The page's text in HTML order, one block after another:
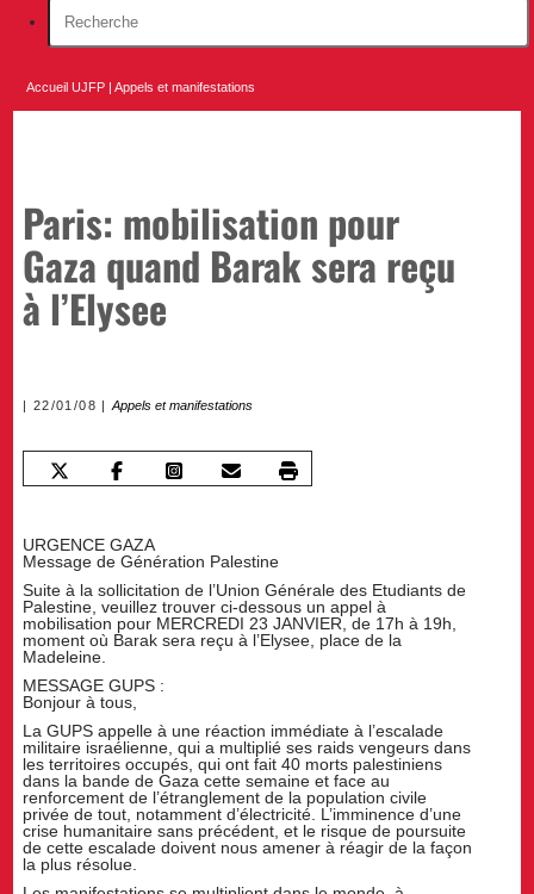
Accueil UJFP |Appels et manifestations
Paris: mobilisation pour
Gaza quand Barak sera reçu
à l’Elysee
22/01/08 Appels et manifestations
URGENCE GAZA
Message de Génération Palestine
Suite à la sollicitation de l’Union Générale des Etudiants de
Palestine, veuillez trouver ci-dessous un appel à
mobilisation pour MERCREDI 23 JANVIER, de 17h à 19h,
moment où Barak sera reçu à l’Elysee, place de la
Madeleine.
MESSAGE GUPS :
Bonjour à tous,
La GUPS appelle à une réaction immédiate à l’escalade
militaire israélienne, qui a multiplié ses raids vengeurs dans
les territoires occupés, qui ont fait 40 morts palestiniens
dans la bande de Gaza cette semaine et face au
renforcement de l’étranglement de la population civile
privée de tout, notamment d’électricité. L’imminence d’une
crise humanitaire sans précédent, et le risque de poursuite
de cette escalade doivent nous amener à réagir de la façon
la plus résolue.